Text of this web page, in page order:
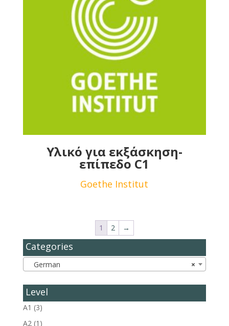
Υλικό για εκξάσκηση-
επίπεδο C1
Goethe Institut
1 2 →
Categories
×
German
Level
A1 (3)
A2 (1)